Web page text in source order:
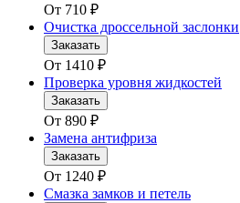
От 710 ₽
Очистка дроссельной заслонки
Заказать
От 1410 ₽
Проверка уровня жидкостей
Заказать
От 890 ₽
Замена антифриза
Заказать
От 1240 ₽
Смазка замков и петель